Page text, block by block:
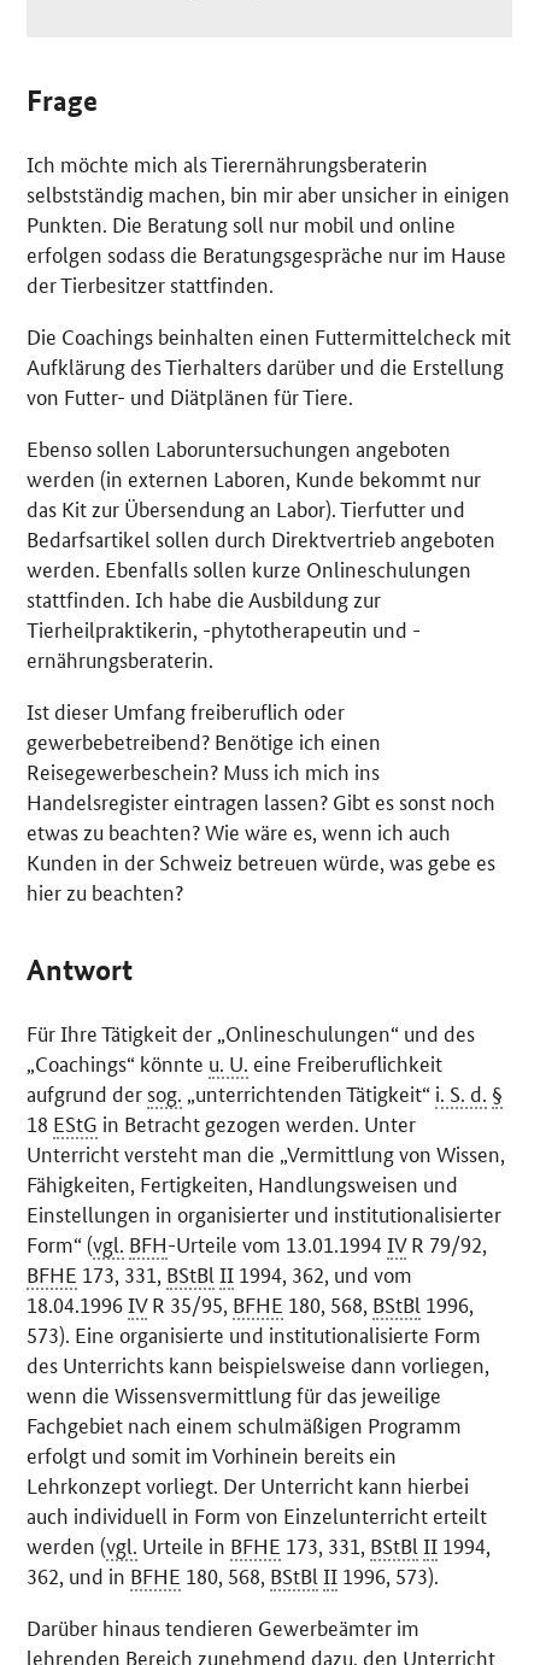
Frage
Ich möchte mich als Tierernährungsberaterin
selbstständig machen, bin mir aber unsicher in einigen
Punkten. Die Beratung soll nur mobil undonline
erfolgen sodass die Beratungsgespräche nur im Hause
der Tierbesitzer stattfinden.
Die Coachings beinhalten einen Futtermittelcheck mit
Aufklärung des Tierhalters darüber und die Erstellung
von Futter- und Diätplänen für Tiere.
Ebenso sollen Laboruntersuchungen angeboten
werden (in externen Laboren, Kunde bekommt nur
das Kit zur Übersendung an Labor). Tierfutter und
Bedarfsartikel sollen durch Direktvertrieb angeboten
werden. Ebenfalls sollen kurze Onlineschulungen
stattfinden. Ich habe die Ausbildung zur
Tierheilpraktikerin, -phytotherapeutin und -
ernährungsberaterin.
Ist dieser Umfang freiberuflich oder
gewerbebetreibend? Benötige ich einen
Reisegewerbeschein? Muss ich mich ins
Handelsregister eintragen lassen? Gibt es sonst noch
etwas zu beachten? Wie wäre es, wenn ich auch
Kunden in der Schweiz betreuen würde, was gebe es
hier zu beachten?
Antwort
Für Ihre Tätigkeit der „Onlineschulungen“ und des
„Coachings“ könnte u. U. eine Freiberuflichkeit
aufgrund der sog. „unterrichtenden Tätigkeit“ i. S. d. §
18 EStG in Betracht gezogen werden. Unter
Unterricht versteht man die „Vermittlung von Wissen,
Fähigkeiten, Fertigkeiten, Handlungsweisen und
Einstellungen in organisierter und institutionalisierter
Form“ (vgl. BFH-Urteile vom 13.01.1994IVR 79/92,
BFHE 173, 331, BStBl II 1994, 362, und vom
18.04.1996IVR 35/95, BFHE 180, 568, BStBl 1996,
573). Eine organisierte und institutionalisierte Form
des Unterrichts kann beispielsweise dann vorliegen,
wenn die Wissensvermittlung für das jeweilige
Fachgebiet nach einem schulmäßigen Programm
erfolgt und somit im Vorhinein bereits ein
Lehrkonzept vorliegt. Der Unterricht kann hierbei
auch individuell in Form von Einzelunterricht erteilt
werden (vgl. Urteile in BFHE 173, 331, BStBl II 1994,
362, und in BFHE 180, 568, BStBl II 1996, 573).
Darüber hinaus tendieren Gewerbeämter im
lehrenden Bereich zunehmend dazu, den Unterricht